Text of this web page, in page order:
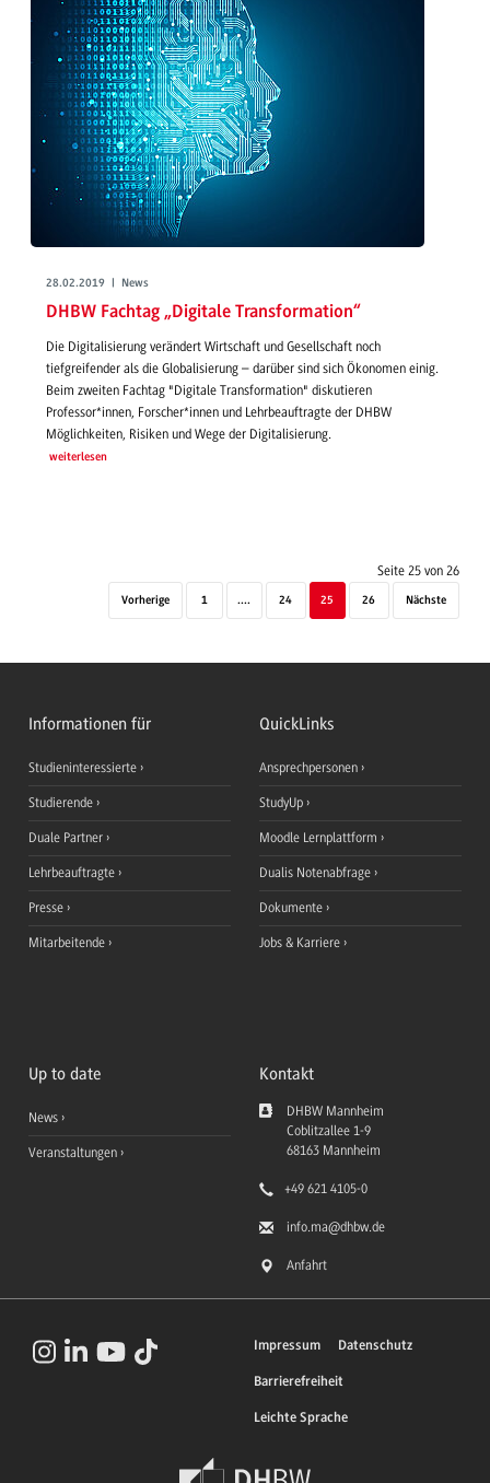
28.02.2019 | News
DHBW Fachtag „Digitale Transformation“
Die Digitalisierung verändert Wirtschaft und Gesellschaft noch
tiefgreifender als die Globalisierung – darüber sind sich Ökonomen einig.
Beim zweiten Fachtag "Digitale Transformation" diskutieren
Professor*innen, Forscher*innen und Lehrbeauftragte der DHBW
Möglichkeiten, Risiken und Wege der Digitalisierung.
weiterlesen
Seite 25 von 26
Vorherige 1 .... 24 25 26 Nächste
Informationen für
Studieninteressierte
Studierende
Duale Partner
Lehrbeauftragte
Presse
Mitarbeitende
QuickLinks
Ansprechpersonen
StudyUp
Moodle Lernplattform
Dualis Notenabfrage
Dokumente
Jobs & Karriere
Up to date
News
Veranstaltungen
Kontakt
DHBW Mannheim
Coblitzallee 1-9
68163 Mannheim
+49 621 4105-0
info.ma@dhbw.de
Anfahrt
Impressum Datenschutz
Barrierefreiheit
Leichte Sprache